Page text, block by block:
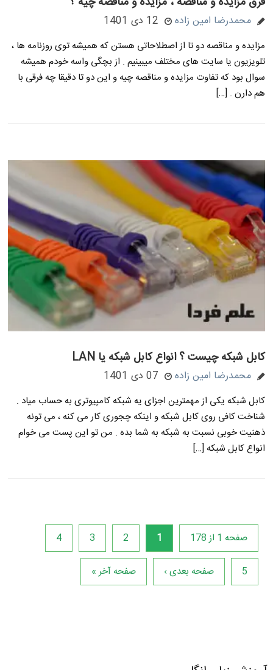
محمدرضا امین زاده 12 دی 1401
مزایده و مناقصه دو تا از اصطلاحاتی هستن که همیشه توی روزنامه ها ،
تلویزیون یا سایت های مختلف میبینیم . از بچگی واسه خودم همیشه
سوال بود که تفاوت مزایده و مناقصه چیه و این دو تا دقیقا چه فرقی با
هم دارن . […]
کابل شبکه چیست ؟ انواع کابل شبکه یا LAN
محمدرضا امین زاده 07 دی 1401
کابل شبکه یکی از مهمترین اجزای یه شبکه کامپیوتری به حساب میاد .
شناخت کافی روی کابل شبکه و اینکه چجوری کار می کنه ، می تونه
ذهنیت خوبی نسبت به شبکه به شما بده . من تو این پست می خوام
انواع کابل شبکه […]
صفحه 1 از 178 1
2
3
4
5 صفحه بعدی › صفحه آخر »